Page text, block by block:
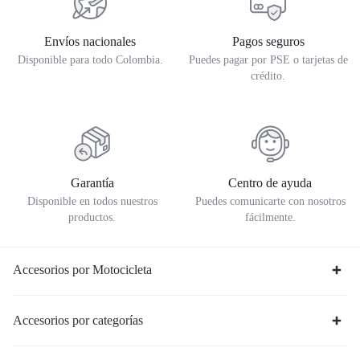
Envíos nacionales
Disponible para todo Colombia.
Pagos seguros
Puedes pagar por PSE o tarjetas de
crédito.
Garantía
Disponible en todos nuestros
productos.
Centro de ayuda
Puedes comunicarte con nosotros
fácilmente.
Accesorios por Motocicleta
Accesorios por categorías